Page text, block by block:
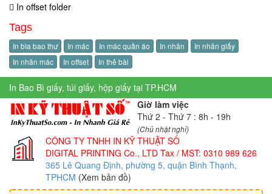
In offset folder
Tags
In bìa bao thư In mác In mác quần áo In nhãn
In nhãn giấy
In nhãn mác
In offset In thẻ bài
In Bao Bì giấy, túi giấy, hộp giấy tại TP.HCM
Giờ làm việc
Thứ 2 - Thứ 7 : 8h - 19h
(Chủ nhật nghỉ)
CÔNG TY TNHH IN KỸ THUẬT SỐ
DIGITAL PRINTING Co., LTD Tax / MST: 0310 989 626
365 Lê Quang Định, phường 5, quận Bình Thạnh,
TPHCM (Xem bản đồ)